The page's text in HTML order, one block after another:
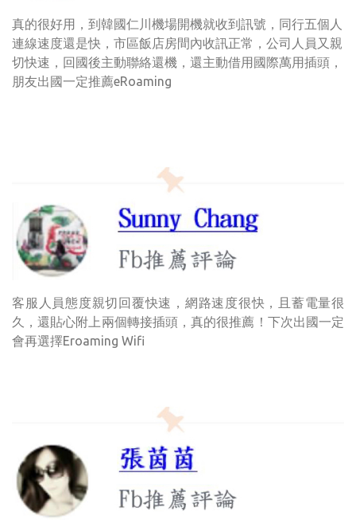
真的很好用，到韓國仁川機場開機就收到訊號，同行五個人
連線速度還是快，市區飯店房間內收訊正常，公司人員又親
切快速，回國後主動聯絡還機，還主動借用國際萬用插頭，
朋友出國一定推薦eRoaming
客服人員態度親切回覆快速，網路速度很快，且蓄電量很
久，還貼心附上兩個轉接插頭，真的很推薦！下次出國一定
會再選擇Eroaming Wifi